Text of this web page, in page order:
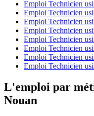
Emploi Technicien
Emploi Technicien
Emploi Technicien
Emploi Technicien
Emploi Technicien
Emploi Technicien
Emploi Technicien
Emploi Technicien
L'emploi par
Nouan